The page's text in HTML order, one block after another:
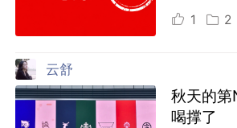
1 2
云舒
秋天的第
喝撑了